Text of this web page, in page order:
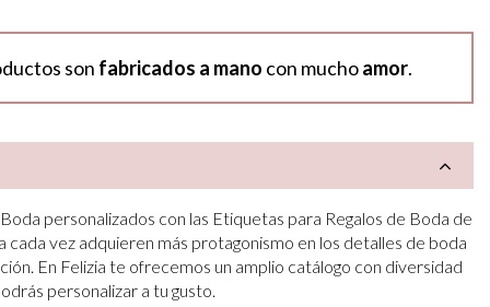
son fabricados a mano con muchoamor.
personalizados con las Etiquetas para Regalos de Boda de
cada vez adquieren más protagonismo en los detalles de boda
En Felizia te ofrecemos un amplio catálogo con diversidad
personalizar a tu gusto.